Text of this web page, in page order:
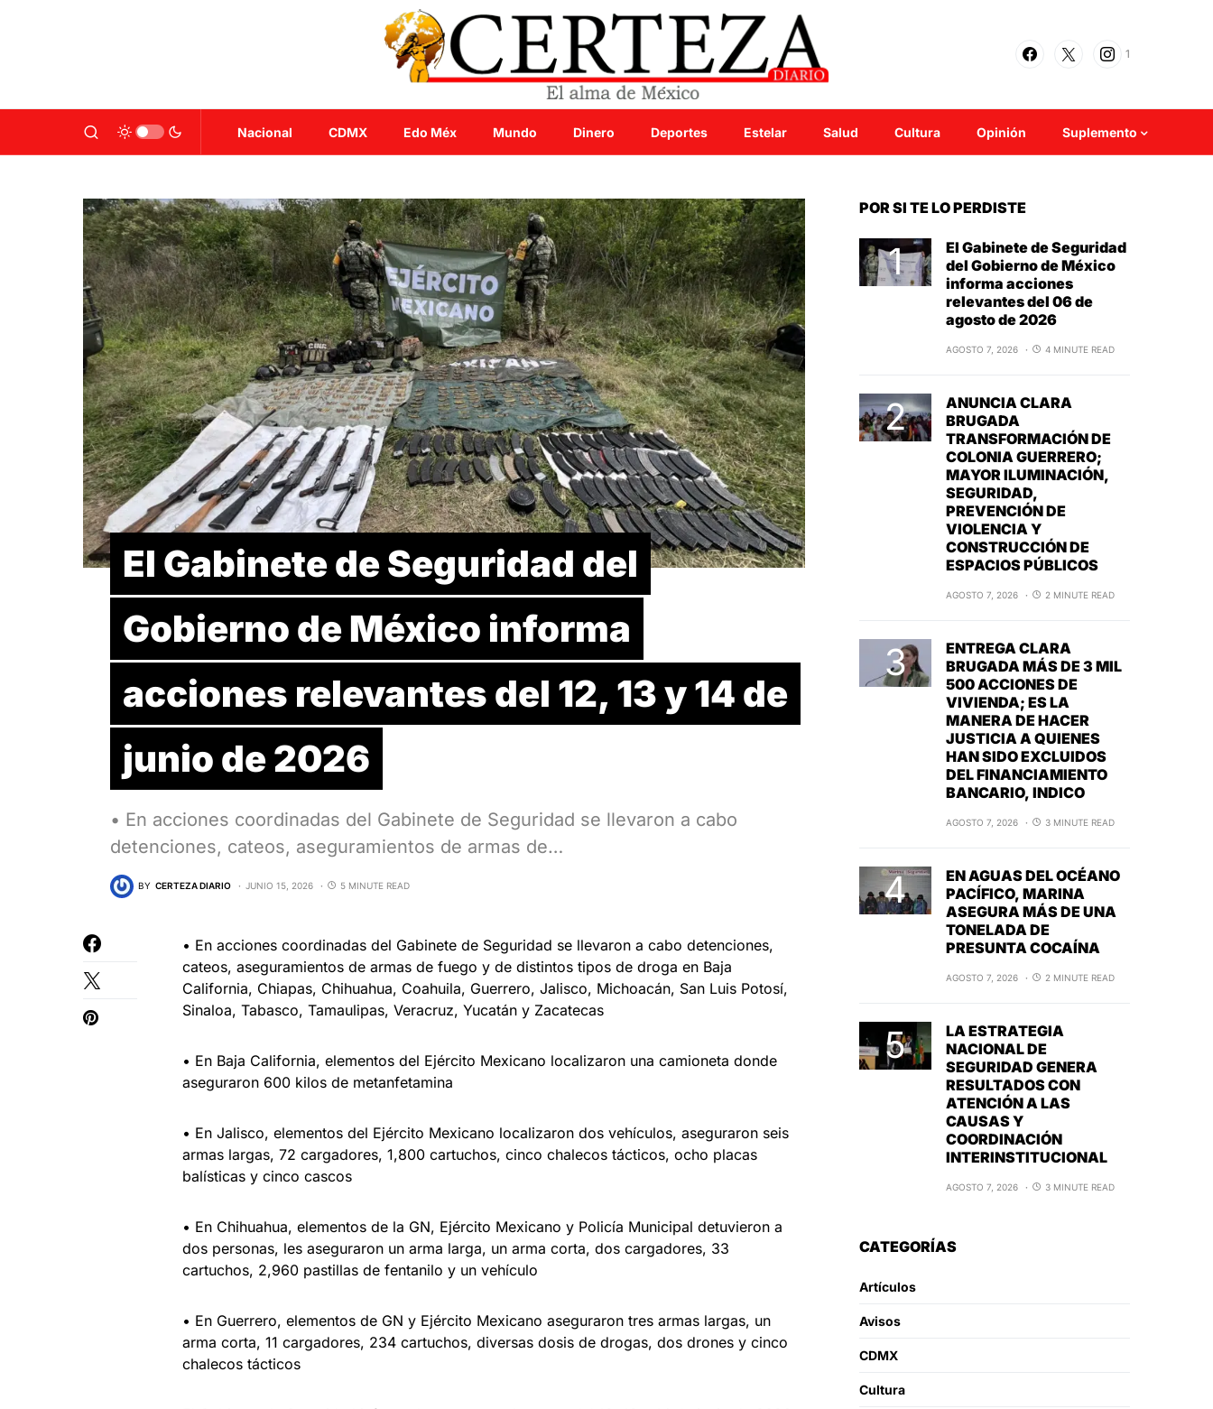
1
Nacional CDMX Edo Méx Mundo Dinero Deportes Estelar Salud Cultura Opinión Suplemento
El Gabinete de Seguridad del
Gobierno de México informa
acciones relevantes del 12, 13 y 14 de
junio de 2026
• En acciones coordinadas del Gabinete de Seguridad se llevaron a cabo
detenciones, cateos, aseguramientos de armas de…
BY CERTEZA DIARIO JUNIO 15, 2026 5 MINUTE READ
• En acciones coordinadas del Gabinete de Seguridad se llevaron a cabo detenciones,
cateos, aseguramientos de armas de fuego y de distintos tipos de droga en Baja
California, Chiapas, Chihuahua, Coahuila, Guerrero, Jalisco, Michoacán, San Luis Potosí,
Sinaloa, Tabasco, Tamaulipas, Veracruz, Yucatán y Zacatecas
• En Baja California, elementos del Ejército Mexicano localizaron una camioneta donde
aseguraron 600 kilos de metanfetamina
• En Jalisco, elementos del Ejército Mexicano localizaron dos vehículos, aseguraron seis
armas largas, 72 cargadores, 1,800 cartuchos, cinco chalecos tácticos, ocho placas
balísticas y cinco cascos
• En Chihuahua, elementos de la GN, Ejército Mexicano y Policía Municipal detuvieron a
dos personas, les aseguraron un arma larga, un arma corta, dos cargadores, 33
cartuchos, 2,960 pastillas de fentanilo y un vehículo
• En Guerrero, elementos de GN y Ejército Mexicano aseguraron tres armas largas, un
arma corta, 11 cargadores, 234 cartuchos, diversas dosis de drogas, dos drones y cinco
chalecos tácticos
POR SI TE LO PERDISTE
El Gabinete de Seguridad
del Gobierno de México
informa acciones
relevantes del 06 de
agosto de 2026
AGOSTO 7, 2026 4 MINUTE READ
ANUNCIA CLARA
BRUGADA
TRANSFORMACIÓN DE
COLONIA GUERRERO;
MAYOR ILUMINACIÓN,
SEGURIDAD,
PREVENCIÓN DE
VIOLENCIA Y
CONSTRUCCIÓN DE
ESPACIOS PÚBLICOS
AGOSTO 7, 2026 2 MINUTE READ
ENTREGA CLARA
BRUGADA MÁS DE 3 MIL
500 ACCIONES DE
VIVIENDA; ES LA
MANERA DE HACER
JUSTICIA A QUIENES
HAN SIDO EXCLUIDOS
DEL FINANCIAMIENTO
BANCARIO, INDICO
AGOSTO 7, 2026 3 MINUTE READ
EN AGUAS DEL OCÉANO
PACÍFICO, MARINA
ASEGURA MÁS DE UNA
TONELADA DE
PRESUNTA COCAÍNA
AGOSTO 7, 2026 2 MINUTE READ
LA ESTRATEGIA
NACIONAL DE
SEGURIDAD GENERA
RESULTADOS CON
ATENCIÓN A LAS
CAUSAS Y
COORDINACIÓN
INTERINSTITUCIONAL
AGOSTO 7, 2026 3 MINUTE READ
CATEGORÍAS
Artículos
Avisos
CDMX
Cultura